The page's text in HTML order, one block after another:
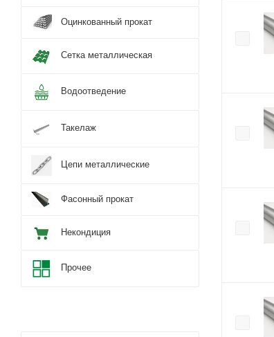
Оцинкованный прокат
Сетка металлическая
Водоотведение
Такелаж
Цепи металлические
Фасонный прокат
Некондиция
Прочее